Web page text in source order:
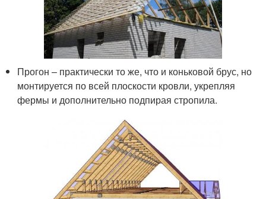
Прогон – практически то же, что и коньковой брус, но
монтируется по всей плоскости кровли, укрепляя
фермы и дополнительно подпирая стропила.